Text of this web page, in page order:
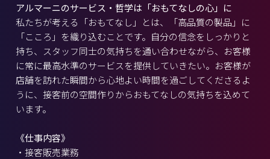
アルマーニのサービス・哲学は「おもてなしの心」に
私たちが考える「おもてなし」とは、「高品質の製品」に
「こころ」を織り込むことです。自分の信念をしっかりと
持ち、スタッフ同士の気持ちを通い合わせながら、お客様
に常に最高水準のサービスを提供していきたい。お客様が
店舗を訪れた瞬間から心地よい時間を過ごしてくださるよ
うに、接客前の空間作りからおもてなしの気持ちを込めて
います。
《仕事内容》
・接客販売業務